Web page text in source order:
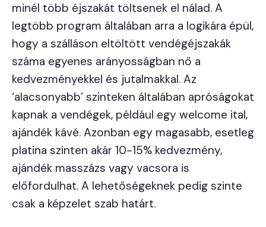
minél több éjszakát töltsenek el nálad. A
legtöbb program általában arra a logikára épül,
hogy a szálláson eltöltött vendégéjszakák
száma egyenes arányosságban nő a
kedvezményekkel és jutalmakkal. Az
‘alacsonyabb’ szinteken általában apróságokat
kapnak a vendégek, például egy welcome ital,
ajándék kávé. Azonban egy magasabb, esetleg
platina szinten akár 10-15% kedvezmény,
ajándék masszázs vagy vacsora is
előfordulhat. A lehetőségeknek pedig szinte
csak a képzelet szab határt.